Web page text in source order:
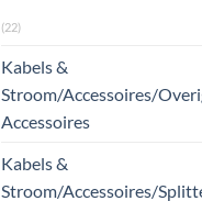
(22)
Kabels &
Stroom/Accessoires/
Accessoires
Kabels &
Stroom/Accessoires/